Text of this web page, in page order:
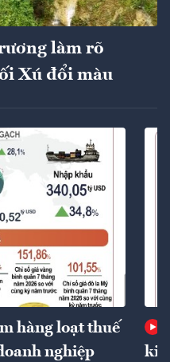
làm rõ
Xú đổi màu
hàng loạt thuế
nghiệp